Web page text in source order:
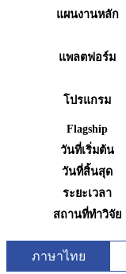
แผนงานหลัก
แพลตฟอร์ม
โปรแกรม
Flagship
วันที่เริ่มต้น
วันที่สิ้นสุด
ระยะเวลา
สถานที่ทำวิจัย
ภาษาไทย